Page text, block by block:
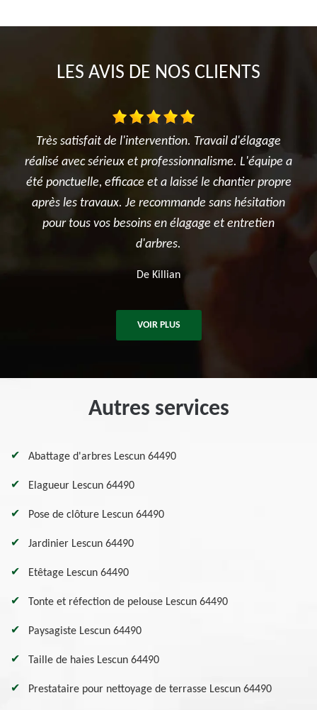
LES AVIS DE NOS CLIENTS
Je suis ravi des travaux réalisés dans mon jardin entre
l'élagage du cerisier, l'entretien des rosiers, la tonte
et surtout le terrassement et la création du jardin
potager. Je recommande sincèrement cette
entreprise.
VOIR PLUS
Autres services
Abattage d'arbres Lescun 64490
Elagueur Lescun 64490
Pose de clôture Lescun 64490
Jardinier Lescun 64490
Etêtage Lescun 64490
Tonte et réfection de pelouse Lescun 64490
Paysagiste Lescun 64490
Taille de haies Lescun 64490
Prestataire pour nettoyage de terrasse Lescun 64490